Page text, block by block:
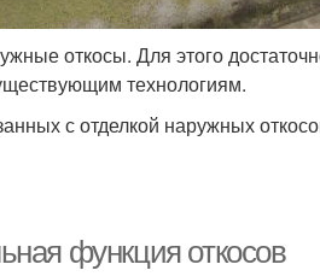
откосы. Для этого
технологиям.
с отделкой наружных
функция откосов